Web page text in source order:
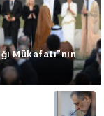
Mükafatı”nın